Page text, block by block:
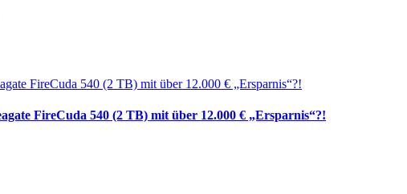
FireCuda 540 (2 TB) mit über 12.000 € „Ersparnis“?!